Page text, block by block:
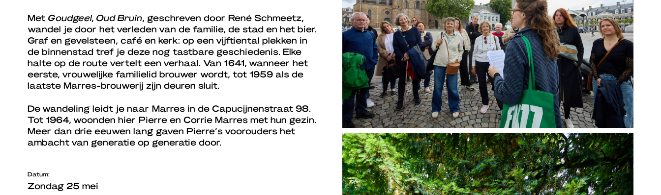
Met Goudgeel, Oud Bruin, geschreven door René Schmeetz,
wandel je door het verleden van de familie, de stad en het bier.
Graf en gevelsteen, café en kerk: op een vijftiental plekken in
de binnenstad tref je deze nog tastbare geschiedenis. Elke
halte op de route vertelt een verhaal. Van 1641, wanneer het
eerste, vrouwelijke familielid brouwer wordt, tot 1959 als de
laatste Marres-brouwerij zijn deuren sluit.
De wandeling leidt je naar Marres in de Capucijnenstraat 98.
Tot 1964, woonden hier Pierre en Corrie Marres met hun gezin.
Meer dan drie eeuwen lang gaven Pierre’s voorouders het
ambacht van generatie op generatie door.
Datum:
Zondag 25 mei